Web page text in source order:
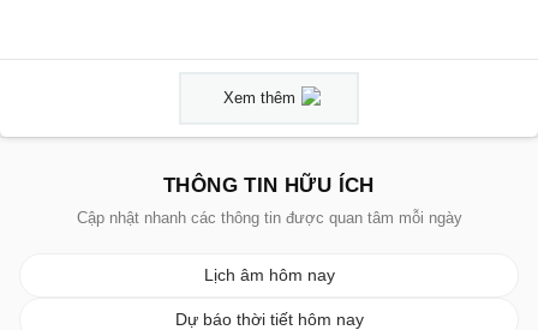
Xem thêm
THÔNG TIN HỮU ÍCH
Cập nhật nhanh các thông tin được quan tâm mỗi ngày
Lịch âm hôm nay
Dự báo thời tiết hôm nay